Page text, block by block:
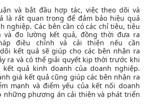
và bắt đầu hợp tác, việc theo dõi và
là rất quan trọng để đảm bảo hiệu quả
nghiệp. Các bên cần có các chỉ tiêu, tiêu
và đo lường kết quả, đồng thời đưa ra
điều chỉnh và cải thiện nếu cần
kết quả sẽ giúp cho các bên nhận ra
ra và có thể giải quyết kịp thời trước khi
quả kinh doanh của doanh nghiệp.
giá kết quả cũng giúp các bên nhận ra
mạnh và điểm yếu của kết nối doanh
những phương án cải thiện và phát triển